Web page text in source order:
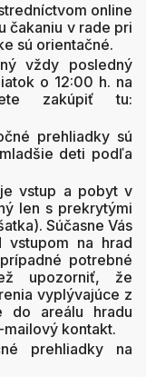
online
čakaniu v rade pri
sú orientačné.
vždy posledný
o 12:00 h. na
zakúpiť tu:
prehliadky sú
deti podľa
vstup a pobyt v
len s prekrytými
Súčasne Vás
na hrad
potrebné
upozorniť, že
vyplývajúce z
do areálu hradu
kontakt.
prehliadky na